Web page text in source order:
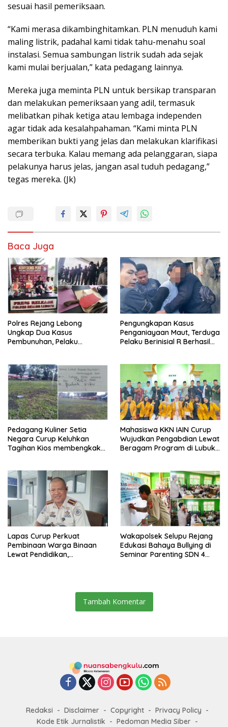
sesuai hasil pemeriksaan.
“Kami merasa dikambinghitamkan. PLN menuduh kami
maling listrik, padahal kami tidak tahu-menahu soal
instalasi. Semua sambungan listrik sudah ada sejak
kami mulai berjualan,” kata pedagang lainnya.
Mereka juga meminta PLN untuk bersikap transparan
dan melakukan pemeriksaan yang adil, termasuk
melibatkan pihak ketiga atau lembaga independen
agar tidak ada kesalahpahaman. “Kami minta PLN
memberikan bukti yang jelas dan melakukan klarifikasi
secara terbuka. Kalau memang ada pelanggaran, siapa
pelakunya harus jelas, jangan asal tuduh pedagang,”
tegas mereka. (Jk)
Baca Juga
Polres Rejang Lebong
Ungkap Dua Kasus
Pembunuhan, Pelaku
Pengungkapan Kasus
Penganiayaan Maut, Terduga
Pelaku Berinisial R Berhasil
Pedagang Kuliner Setia
Negara Curup Keluhkan
Tagihan Kios membengkak
Mahasiswa KKN IAIN Curup
Wujudkan Pengabdian Lewat
Beragam Program di Lubuk
Lapas Curup Perkuat
Pembinaan Warga Binaan
Lewat Pendidikan,
Wakapolsek Selupu Rejang
Edukasi Bahaya Bullying di
Seminar Parenting SDN 4
Tambah Komentar
Redaksi Disclaimer Copyright
Privacy Policy
Kode Etik Jurnalistik
Pedoman Media Siber